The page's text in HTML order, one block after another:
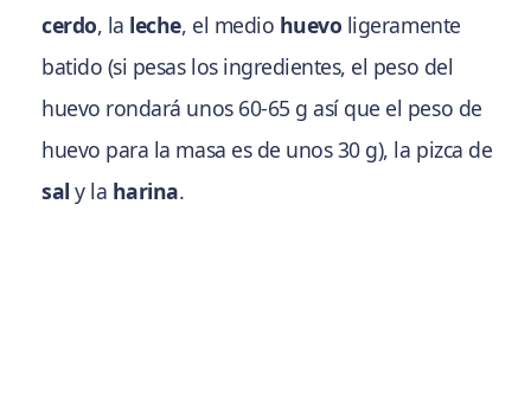
cerdo, la leche, el medio huevo ligeramente
batido (si pesas los ingredientes, el peso del
huevo rondará unos 60-65 g así que el peso de
huevo para la masa es de unos 30 g), la pizca de
sal y la harina.